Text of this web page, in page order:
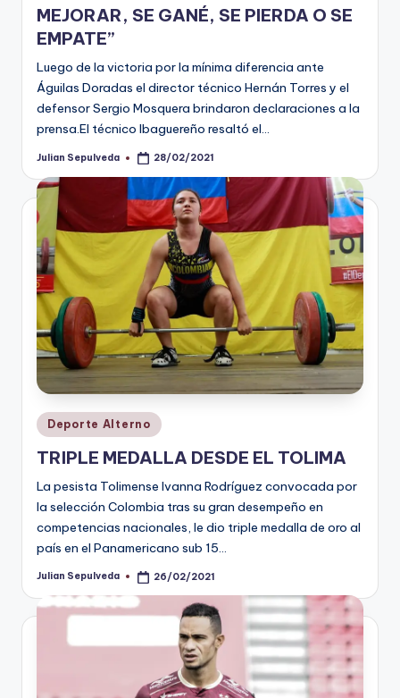
MEJORAR, SE GANÉ, SE PIERDA O SE
EMPATE”
Luego de la victoria por la mínima diferencia ante
Águilas Doradas el director técnico Hernán Torres y el
defensor Sergio Mosquera brindaron declaraciones a la
prensa.El técnico Ibaguereño resaltó el…
Publicado
Julian Sepulveda 28/02/2021
Publicado
en
Deporte Alterno
TRIPLE MEDALLA DESDE EL TOLIMA
La pesista Tolimense Ivanna Rodríguez convocada por
la selección Colombia tras su gran desempeño en
competencias nacionales, le dio triple medalla de oro al
país en el Panamericano sub 15…
Publicado
Julian Sepulveda 26/02/2021